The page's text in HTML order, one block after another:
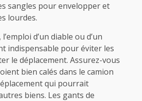
sangles pour envelopper et
lourdes.
d’un diable ou d’un
indispensable pour éviter les
le déplacement. Assurez-vous
bien calés dans le camion
qui pourrait
biens. Les gants de